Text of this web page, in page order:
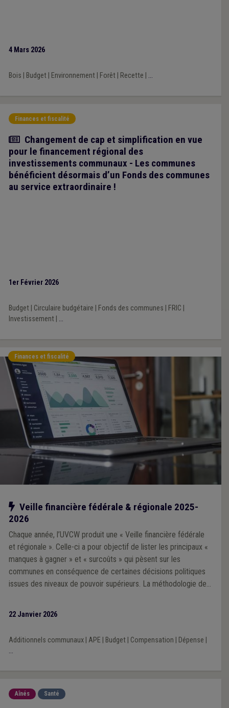
4 Mars 2026
Bois Budget| Environnement| Forêt| Recette ...
Finances et fiscalité
Article
Changement de cap et simplification en vue
pour le financement régional des
investissements communaux - Les communes
bénéficient désormais d’un Fonds des communes
au service extraordinaire !
1er Février 2026
Budget| Circulaire budgétaire Fonds des communes FRIC
Investissement| ...
Finances et fiscalité
Notre action
Veille financière fédérale & régionale 2025-
2026
Chaque année, l’UVCW produit une « Veille financière fédérale
et régionale ». Celle-ci a pour objectif de lister les principaux «
manques à gagner » et « surcoûts » qui pèsent sur les
communes en conséquence de certaines décisions politiques
issues des niveaux de pouvoir supérieurs. La méthodologie de
22 Janvier 2026
Additionnels communaux| APE Budget| Compensation Dépense
...
Aînés Santé